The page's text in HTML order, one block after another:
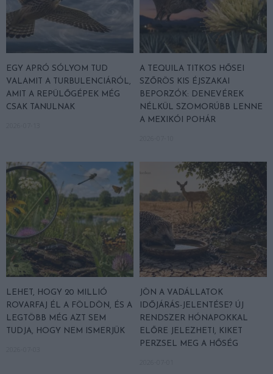
EGY APRÓ SÓLYOM TUD
VALAMIT A TURBULENCIÁRÓL,
AMIT A REPÜLŐGÉPEK MÉG
CSAK TANULNAK
A TEQUILA TITKOS HŐSEI
SZŐRÖS KIS ÉJSZAKAI
BEPORZÓK: DENEVÉREK
NÉLKÜL SZOMORÚBB LENNE
A MEXIKÓI POHÁR
LEHET, HOGY 20 MILLIÓ
ROVARFAJ ÉL A FÖLDÖN, ÉS A
LEGTÖBB MÉG AZT SEM
TUDJA, HOGY NEM ISMERJÜK
JÖN A VADÁLLATOK
IDŐJÁRÁS-JELENTÉSE? ÚJ
RENDSZER HÓNAPOKKAL
ELŐRE JELEZHETI, KIKET
PERZSEL MEG A HŐSÉG